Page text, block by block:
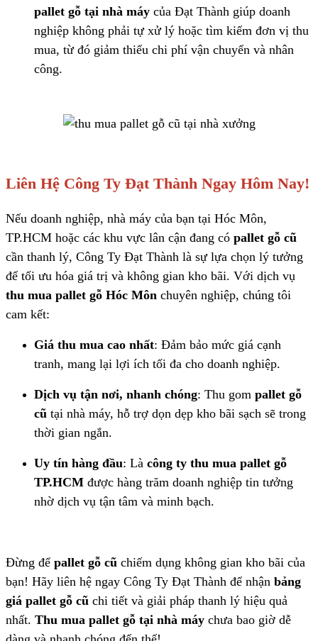
pallet gỗ tại nhà máy của Đạt Thành giúp doanh
nghiệp không phải tự xử lý hoặc tìm kiếm đơn vị thu
mua, từ đó giảm thiểu chi phí vận chuyển và nhân
công.
Liên Hệ Công Ty Đạt Thành Ngay Hôm Nay!
Nếu doanh nghiệp, nhà máy của bạn tại Hóc Môn,
TP.HCM hoặc các khu vực lân cận đang có pallet gỗ cũ
cần thanh lý, Công Ty Đạt Thành là sự lựa chọn lý tưởng
để tối ưu hóa giá trị và không gian kho bãi. Với dịch vụ
thu mua pallet gỗ Hóc Môn chuyên nghiệp, chúng tôi
cam kết:
Giá thu mua cao nhất: Đảm bảo mức giá cạnh
tranh, mang lại lợi ích tối đa cho doanh nghiệp.
Dịch vụ tận nơi, nhanh chóng: Thu gom pallet gỗ
cũ tại nhà máy, hỗ trợ dọn dẹp kho bãi sạch sẽ trong
thời gian ngắn.
Uy tín hàng đầu: Là công ty thu mua pallet gỗ
TP.HCM được hàng trăm doanh nghiệp tin tưởng
nhờ dịch vụ tận tâm và minh bạch.
Đừng để pallet gỗ cũ chiếm dụng không gian kho bãi của
bạn! Hãy liên hệ ngay Công Ty Đạt Thành để nhận bảng
giá pallet gỗ cũ chi tiết và giải pháp thanh lý hiệu quả
nhất. Thu mua pallet gỗ tại nhà máy chưa bao giờ dễ